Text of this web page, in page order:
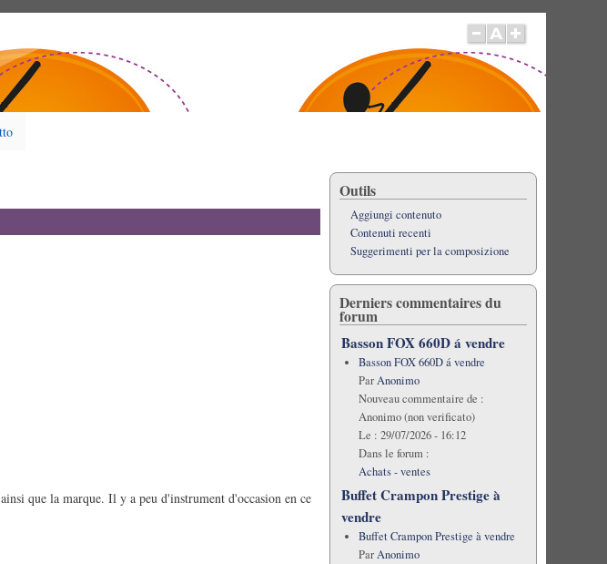
que la marque. Il y a peu d'instrument d'occasion en ce
Outils
Aggiungi contenuto
Contenuti recenti
Suggerimenti per la composizione
Derniers commentaires du
forum
Basson FOX 660D á vendre
Basson FOX 660D á vendre
ParAnonimo
Nouveau commentaire de :
Anonimo (non verificato)
Le : 29/07/2026 - 16:12
Dans le forum :
Achats - ventes
Buffet Crampon Prestige à
vendre
Buffet Crampon Prestige à vendre
ParAnonimo